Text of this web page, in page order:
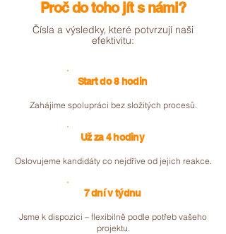
Proč do toho jít s námi?
Čísla a výsledky, které potvrzují naši
efektivitu:
Start do 8 hodin
Zahájíme spolupráci bez složitých procesů.
Už za 4 hodiny
Oslovujeme kandidáty co nejdříve od jejich reakce.
7 dní v týdnu
Jsme k dispozici – flexibilně podle potřeb vašeho
projektu.